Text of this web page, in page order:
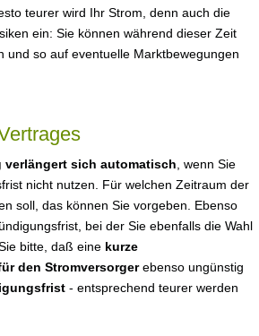
teurer wird Ihr Strom, denn auch die
ein: Sie können während dieser Zeit
und so auf eventuelle Marktbewegungen
verlängert sich automatisch , wenn Sie
nicht nutzen. Für welchen Zeitraum der
soll, das können Sie vorgeben. Ebenso
bei der Sie ebenfalls die Wahl
bitte, daß eine kurze
den Stromversorgerebenso ungünstig
- entsprechend teurer werden